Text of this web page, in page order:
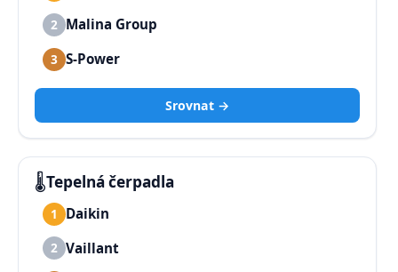
2 Malina Group
3 S-Power
Srovnat →
🌡️Tepelná čerpadla
1 Daikin
2 Vaillant